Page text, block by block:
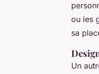
ou les
sa
Un